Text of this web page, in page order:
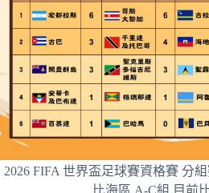
2026 FIFA 世界盃足球賽資格賽 分
比海區 A-C組 目前